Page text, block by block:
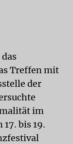
Treffen mit
der
im
bis 19.